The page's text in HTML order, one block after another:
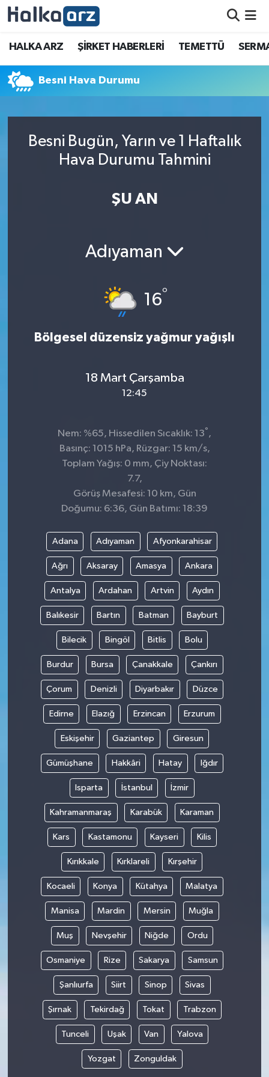
HALKA ARZ ŞİRKET HABERLERİ TEMETTÜ
Besni Hava Durumu
Besni Bugün, Yarın ve 1 Haftalık
Hava Durumu Tahmini
ŞU AN
Adıyaman
16°
Bölgesel düzensiz yağmur yağışlı
18 Mart Çarşamba
12:45
Nem: %65, Hissedilen Sıcaklık: 13°,
Basınç: 1015 hPa, Rüzgar: 15 km/s,
Toplam Yağış: 0 mm, Çiy Noktası:
7.7,
Görüş Mesafesi: 10 km, Gün
Doğumu: 6:36, Gün Batımı: 18:39
Adana Adıyaman Afyonkarahisar
Ağrı Aksaray Amasya Ankara
Antalya Ardahan Artvin Aydın
Balıkesir Bartın Batman Bayburt
Bilecik Bingöl Bitlis Bolu
Burdur Bursa Çanakkale Çankırı
Çorum Denizli Diyarbakır Düzce
Edirne Elazığ Erzincan Erzurum
Eskişehir Gaziantep Giresun
Gümüşhane Hakkâri Hatay Iğdır
Isparta İstanbul İzmir
Kahramanmaraş Karabük Karaman
Kars Kastamonu Kayseri Kilis
Kırıkkale Kırklareli Kırşehir
Kocaeli Konya Kütahya Malatya
Manisa Mardin Mersin Muğla
Muş Nevşehir Niğde Ordu
Osmaniye Rize Sakarya Samsun
Şanlıurfa Siirt Sinop Sivas
Şırnak Tekirdağ Tokat Trabzon
Tunceli Uşak Van Yalova
Yozgat Zonguldak
HALKA ARZ
SERMAYE ARTIRIMI
TEMETTÜ
İletişim